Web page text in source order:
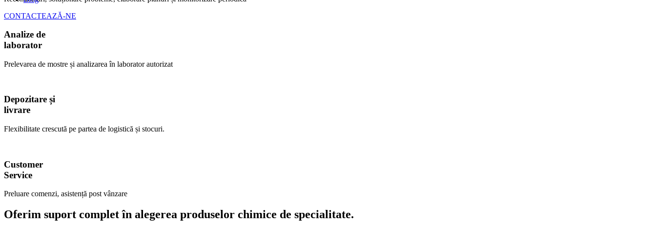
CONTACTEAZĂ-NE
Analize de
laborator
Prelevarea de mostre și analizarea în laborator autorizat
Depozitare și
livrare
Flexibilitate crescută pe partea de logistică și stocuri.
Customer
Service
Preluare comenzi, asistență post vânzare
Oferim suport complet în alegerea produselor chimice de specialitate.